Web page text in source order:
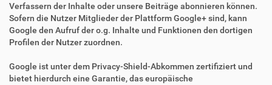
Verfassern der Inhalte oder unsere Beiträge abonnieren können.
Sofern die Nutzer Mitglieder der Plattform Google+ sind, kann
Google den Aufruf der o.g. Inhalte und Funktionen den dortigen
Profilen der Nutzer zuordnen.
Google ist unter dem Privacy-Shield-Abkommen zertifiziert und
bietet hierdurch eine Garantie, das europäische